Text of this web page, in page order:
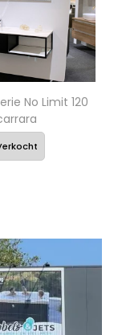
No Limit 120